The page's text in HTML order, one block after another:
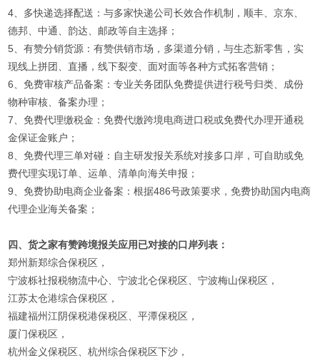
4、多快递选择配送：与多家快递公司长效合作机制，顺丰、京东、
德邦、中通、韵达、邮政等自主选择；
5、有赞分销货源：有赞供销市场，多渠道分销，与生态新零售，实
现线上拼团、直播，线下裂变、面对面等各种方式拓客营销；
6、免费审核产品备案：专业关务团队免费提供进行税号归类、成份
物种审核、备案办理；
7、免费代理缴税金：免费代缴跨境电商进口税或免费代办理开通税
金保证金账户；
8、免费代理三单对碰：自主研发报关系统对接多口岸，可自助或免
费代理实现订单、运单、清单向海关申报；
9、免费协助电商企业备案：根据486号政策要求，免费协助国内电商
代理企业海关备案；
四、货之家有赞跨境报关应用已对接的口岸列表：
郑州新郑综合保税区，
宁波栎社报税物流中心、宁波北仑保税区、宁波梅山保税区，
江苏太仓港综合保税区，
福建福州江阴保税港保税区、平潭保税区，
厦门保税区，
杭州金义保税区、杭州综合保税区下沙，